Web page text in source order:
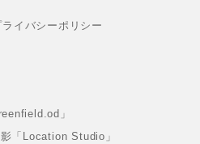
ライバシーポリシー
」
「Location Studio」